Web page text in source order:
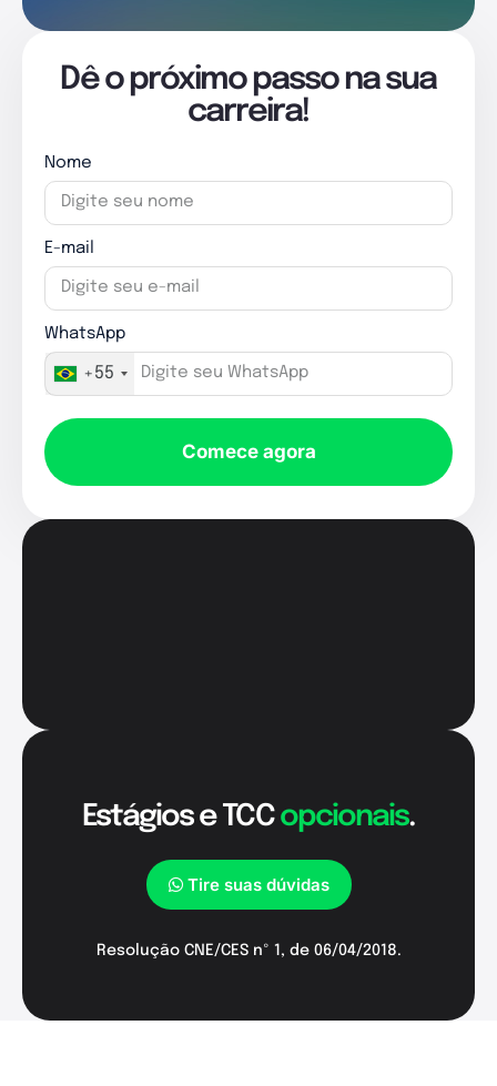
Dê o próximo passo na sua
carreira!
Nome
E-mail
WhatsApp
+55
Comece agora
Estágios e TCCopcionais.
Tire suas dúvidas
Resolução CNE/CES nº 1, de 06/04/2018.